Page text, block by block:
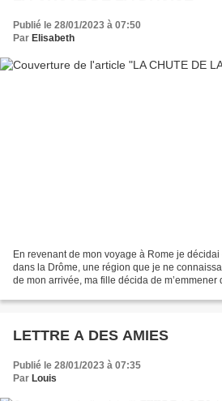
Publié le 28/01/2023 à 07:50
Par Elisabeth
En revenant de mon voyage à Rome je décidai
dans la Drôme, une région que je ne
de mon arrivée, ma fille décida de
LETTRE A DES AMIES
Publié le 28/01/2023 à 07:35
Par Louis